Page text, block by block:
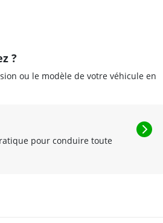
?
ou le modèle de votre véhicule en
pour conduire toute